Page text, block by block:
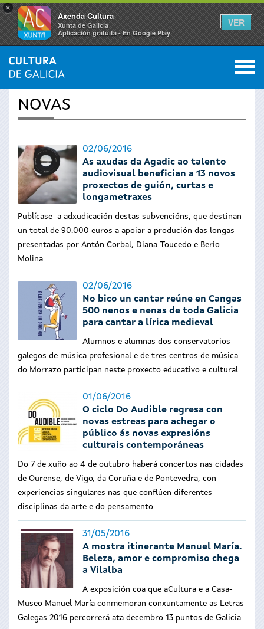
×
Axenda Cultura
Xunta de Galicia
Aplicación gratuíta - En Google Play
VER
Vostede
está
aquí
INICIO › ACTUALIDADE 0
NOVAS
02/06/2016
As axudas da Agadic ao talento
audiovisual benefician a 13 novos
proxectos de guión, curtas e
longametraxes
Publícase a adxudicación destas subvencións, que destinan
un total de 90.000 euros a apoiar a produción das longas
presentadas por Antón Corbal, Diana Toucedo e Berio
Molina
02/06/2016
No bico un cantar reúne en Cangas
500 nenos e nenas de toda Galicia
para cantar a lírica medieval
Alumnos e alumnas dos conservatorios
galegos de música profesional e de tres centros de música
do Morrazo participan neste proxecto educativo e cultural
01/06/2016
O ciclo Do Audible regresa con
novas estreas para achegar o
público ás novas expresións
culturais contemporáneas
Do 7 de xuño ao 4 de outubro haberá concertos nas cidades
de Ourense, de Vigo, da Coruña e de Pontevedra, con
experiencias singulares nas que conflúen diferentes
disciplinas da arte e do pensamento
31/05/2016
A mostra itinerante Manuel María.
Beleza, amor e compromiso chega
a Vilalba
A exposición coa que aCultura e a Casa-
Museo Manuel María conmemoran conxuntamente as Letras
Galegas 2016 percorrerá ata decembro 13 puntos de Galicia